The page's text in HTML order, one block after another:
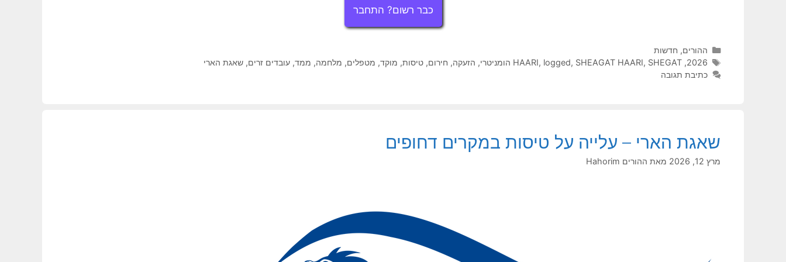
כבר רשום? התחבר
קטגוריות
ההורים, חדשות
תגיות
2026
,
HAARI, logged, SHEAGAT HAARI, SHEGAT הומניטרי , הזעקה, חירום, טיסות, מוקד, מטפלים, מלחמה, ממד, עובדים זרים, שאגת הארי
כתיבת תגובה
שאגת הארי – עלייה על טיסות במקרים דחופים
מרץ 12, 2026 מאת ההורים Hahorim